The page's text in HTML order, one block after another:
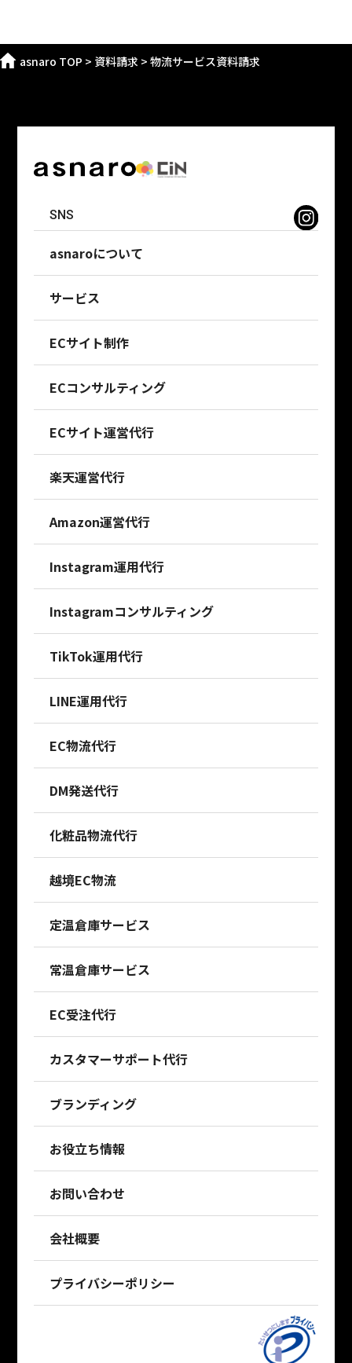
asnaro TOP > 資料請求 > 物流サービス資料請求
SNS
asnaroについて
サービス
ECサイト制作
ECコンサルティング
ECサイト運営代行
楽天運営代行
Amazon運営代行
Instagram運用代行
Instagramコンサルティング
TikTok運用代行
LINE運用代行
EC物流代行
DM発送代行
化粧品物流代行
越境EC物流
定温倉庫サービス
常温倉庫サービス
EC受注代行
カスタマーサポート代行
ブランディング
お役立ち情報
お問い合わせ
会社概要
プライバシーポリシー